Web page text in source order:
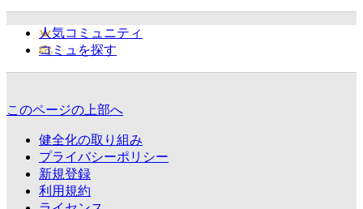
人気コミュニティ
コミュを探す
このページの上部へ
健全化の取り組み
プライバシーポリシー
新規登録
利用規約